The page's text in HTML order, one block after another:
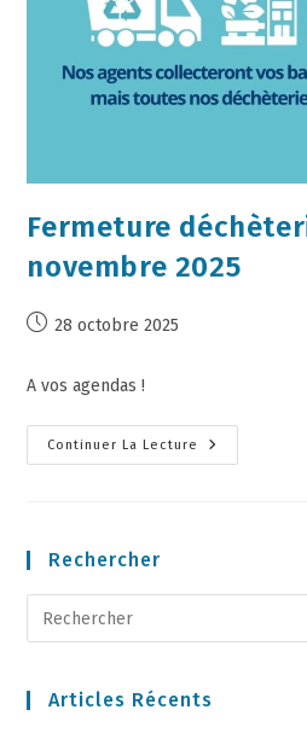
Fermeture
novembre 2025
28 octobre 2025
A vos agendas !
Continuer La Lecture
Rechercher
Articles Récents